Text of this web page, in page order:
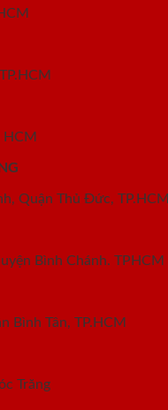
HCM
Quận Thủ Đức, TP.HCM
Bình Chánh. TPHCM
Bình Tân, TP.HCM
Trăng